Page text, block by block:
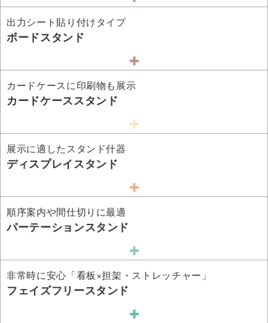
出力シート貼り付けタイプ
ボードスタンド
カードケースに印刷物も展示
カードケーススタンド
展示に適したスタンド什器
ディスプレイスタンド
順序案内や間仕切りに最適
パーテーションスタンド
非常時に安心「看板×担架・ストレッチャー」
フェイズフリースタンド